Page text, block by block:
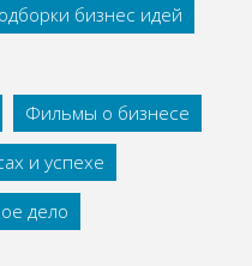
бизнес идей
Фильмы о бизнесе
и успехе
дело